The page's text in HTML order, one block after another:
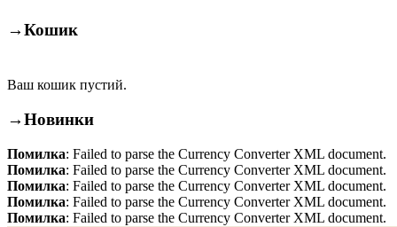
→Кошик
Ваш кошик пустий.
→Новинки
Помилка: Failed to parse the Currency Converter XML document.
Помилка: Failed to parse the Currency Converter XML document.
Помилка: Failed to parse the Currency Converter XML document.
Помилка: Failed to parse the Currency Converter XML document.
Помилка: Failed to parse the Currency Converter XML document.